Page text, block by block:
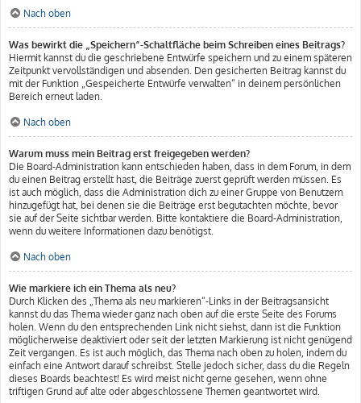
Nach oben
Was bewirkt die „Speichern“-Schaltfläche beim Schreiben eines Beitrags?
Hiermit kannst du die geschriebene Entwürfe speichern und zu einem späteren
Zeitpunkt vervollständigen und absenden. Den gesicherten Beitrag kannst du
mit der Funktion „Gespeicherte Entwürfe verwalten“ in deinem persönlichen
Bereich erneut laden.
Nach oben
Warum muss mein Beitrag erst freigegeben werden?
Die Board-Administration kann entschieden haben, dass in dem Forum, in dem
du einen Beitrag erstellt hast, die Beiträge zuerst geprüft werden müssen. Es
ist auch möglich, dass die Administration dich zu einer Gruppe von Benutzern
hinzugefügt hat, bei denen sie die Beiträge erst begutachten möchte, bevor
sie auf der Seite sichtbar werden. Bitte kontaktiere die Board-Administration,
wenn du weitere Informationen dazu benötigst.
Nach oben
Wie markiere ich ein Thema als neu?
Durch Klicken des „Thema als neu markieren“-Links in der Beitragsansicht
kannst du das Thema wieder ganz nach oben auf die erste Seite des Forums
holen. Wenn du den entsprechenden Link nicht siehst, dann ist die Funktion
möglicherweise deaktiviert oder seit der letzten Markierung ist nicht genügend
Zeit vergangen. Es ist auch möglich, das Thema nach oben zu holen, indem du
einfach eine Antwort darauf schreibst. Stelle jedoch sicher, dass du die Regeln
dieses Boards beachtest! Es wird meist nicht gerne gesehen, wenn ohne
triftigen Grund auf alte oder abgeschlossene Themen geantwortet wird.